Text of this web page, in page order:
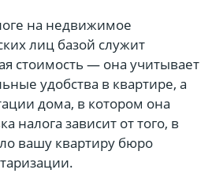
на недвижимое
лиц базой служит
стоимость — она учитывает
удобства в квартире, а
дома, в котором она
налога зависит от того, в
вашу квартиру бюро